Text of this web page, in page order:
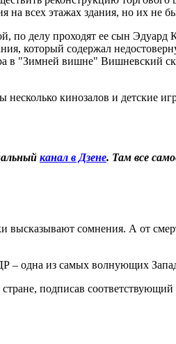
на всех этажах здания, но их не
по делу проходят ее сын
который содержал
в "Зимней вишне" Вишневский
кинозалов и детские
канал в Дзене. Там все
высказывают сомнения. А от
– одна из самых волнующих
подписав соответствующий